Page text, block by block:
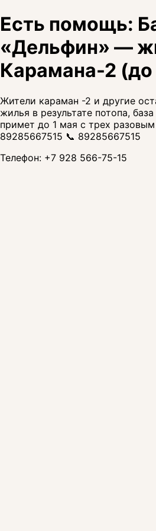
Есть помощь:
«Дельфин» —
Карамана-2 (до
Жители караман -2 и другие
жилья в результате потопа,
примет до 1 мая с трех
89285667515 📞 89285667515
Телефон: +7 928 566-75-15